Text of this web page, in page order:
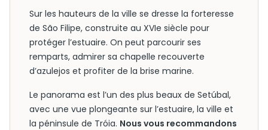
Sur les hauteurs de la ville se dresse la forteresse
de São Filipe, construite au XVIe siècle pour
protéger l’estuaire. On peut parcourir ses
remparts, admirer sa chapelle recouverte
d’azulejos et profiter de la brise marine.
Le panorama est l’un des plus beaux de Setúbal,
avec une vue plongeante sur l’estuaire, la ville et
la péninsule de Tróia. Nous vous recommandons